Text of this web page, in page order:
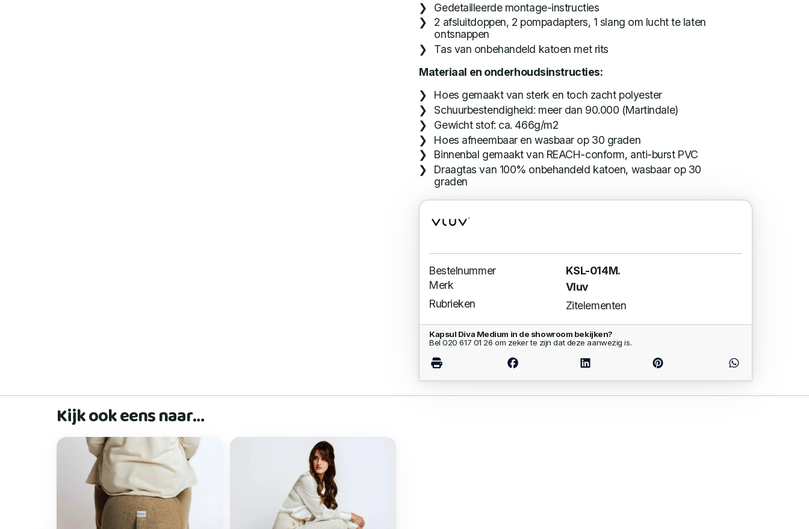
Gedetailleerde montage-instructies
2 afsluitdoppen, 2 pompadapters, 1 slang om lucht te laten
ontsnappen
Tas van onbehandeld katoen met rits
Materiaal en onderhoudsinstructies:
Hoes gemaakt van sterk en toch zacht polyester
Schuurbestendigheid: meer dan 90.000 (Martindale)
Gewicht stof: ca. 466g/m2
Hoes afneembaar en wasbaar op 30 graden
Binnenbal gemaakt van REACH-conform, anti-burst PVC
Draagtas van 100% onbehandeld katoen, wasbaar op 30
graden
Bestelnummer
KSL-014M.
Merk
Vluv
Rubrieken
Zitelementen
Kapsul Diva Medium in de showroom bekijken?
Bel 020 617 01 26 om zeker te zijn dat deze aanwezig is.
Kijk ook eens naar…